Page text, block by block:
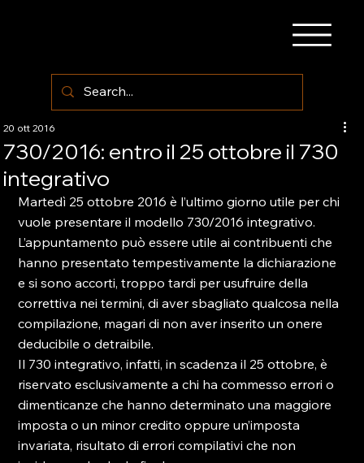
730/2016: entro il 25 ottobre il 730
integrativo
20 ott 2016
Martedì 25 ottobre 2016 è l’ultimo giorno utile per chi
vuole presentare il modello 730/2016 integrativo.
L’appuntamento può essere utile ai contribuenti che
hanno presentato tempestivamente la dichiarazione
e si sono accorti, troppo tardi per usufruire della
correttiva nei termini, di aver sbagliato qualcosa nella
compilazione, magari di non aver inserito un onere
deducibile o detraibile.
Il 730 integrativo, infatti, in scadenza il 25 ottobre, è
riservato esclusivamente a chi ha commesso errori o
dimenticanze che hanno determinato una maggiore
imposta o un minor credito oppure un’imposta
invariata, risultato di errori compilativi che non